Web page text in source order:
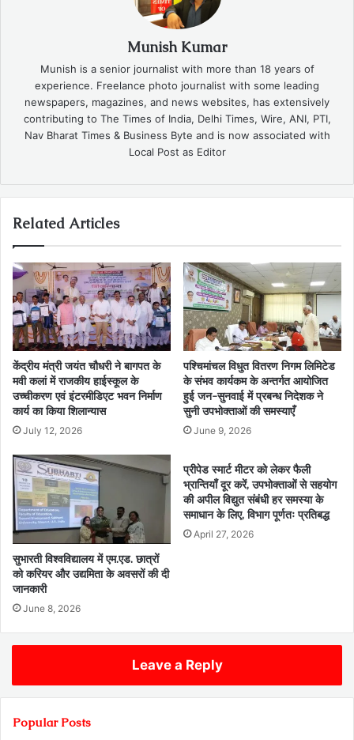
Munish Kumar
Munish is a senior journalist with more than 18 years of
experience. Freelance photo journalist with some leading
newspapers, magazines, and news websites, has extensively
contributing to The Times of India, Delhi Times, Wire, ANI, PTI,
Nav Bharat Times & Business Byte and is now associated with
Local Post as Editor
Related Articles
केंद्रीय मंत्री जयंत चौधरी ने बागपत के
मवी कलां में राजकीय हाईस्कूल के
उच्चीकरण एवं इंटरमीडिएट भवन निर्माण
कार्य का किया शिलान्यास
July 12, 2026
पश्चिमांचल विधुत वितरण निगम लिमिटेड
के संभव कार्यकम के अन्तर्गत आयोजित
हुई जन-सुनवाई में प्रबन्ध निदेशक ने
सुनी उपभोक्ताओं की समस्याएँ
June 9, 2026
सुभारती विश्वविद्यालय में एम.एड. छात्रों
को करियर और उद्यमिता के अवसरों की दी
जानकारी
June 8, 2026
प्रीपेड स्मार्ट मीटर को लेकर फैली
भ्रान्तियाँ दूर करें, उपभोक्ताओं से सहयोग
की अपील विद्युत संबंधी हर समस्या के
समाधान के लिए, विभाग पूर्णतः प्रतिबद्ध
April 27, 2026
Leave a Reply
Popular Posts